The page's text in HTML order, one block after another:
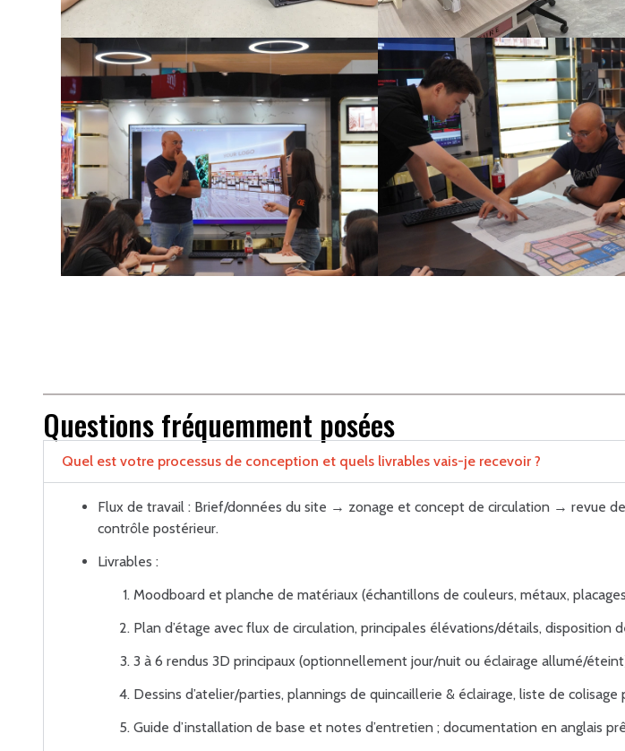
Questions fréquemment posées
Quel est votre processus de conception et quels livrables vais-je recevoir ?
Flux de travail : Brief/données du site → zonage et concept de circulation → revue
contrôle postérieur.
Livrables :
Moodboard et planche de matériaux (échantillons de couleurs, métaux,
Plan d’étage avec flux de circulation, principales élévations/détails, disposition
3 à 6 rendus 3D principaux (optionnellement jour/nuit ou éclairage allumé/
Dessins d’atelier/parties, plannings de quincaillerie & éclairage, liste de colisage
Guide d’installation de base et notes d’entretien ; documentation en anglais